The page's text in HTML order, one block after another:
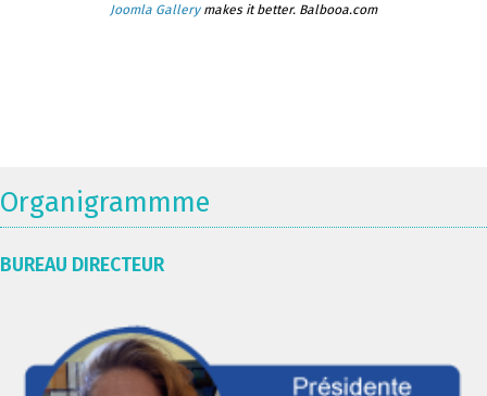
Joomla Gallerymakes it better. Balbooa.com
Organigrammme
BUREAU DIRECTEUR